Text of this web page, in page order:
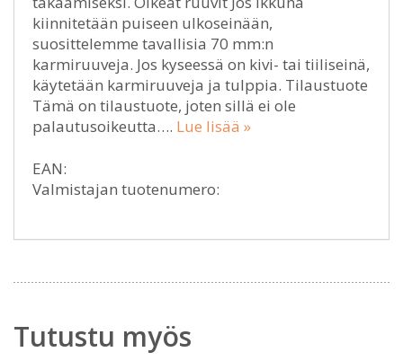
kiinnitetään puiseen ulkoseinään,
suosittelemme tavallisia 70 mm:n
karmiruuveja. Jos kyseessä on kivi- tai tiiliseinä,
käytetään karmiruuveja ja tulppia. Tilaustuote
Tämä on tilaustuote, joten sillä ei ole
palautusoikeutta…. Lue lisää »
EAN:
Valmistajan tuotenumero:
Tutustu myös